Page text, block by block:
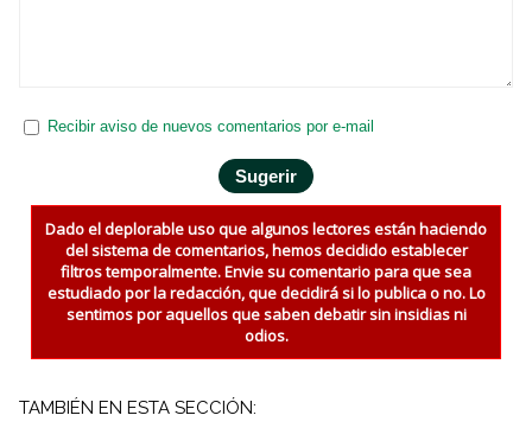
Recibir aviso de nuevos comentarios por e-mail
Dado el deplorable uso que algunos lectores están haciendo
del sistema de comentarios, hemos decidido establecer
filtros temporalmente. Envie su comentario para que sea
estudiado por la redacción, que decidirá si lo publica o no. Lo
sentimos por aquellos que saben debatir sin insidias ni
odios.
TAMBIÉN EN ESTA SECCIÓN: